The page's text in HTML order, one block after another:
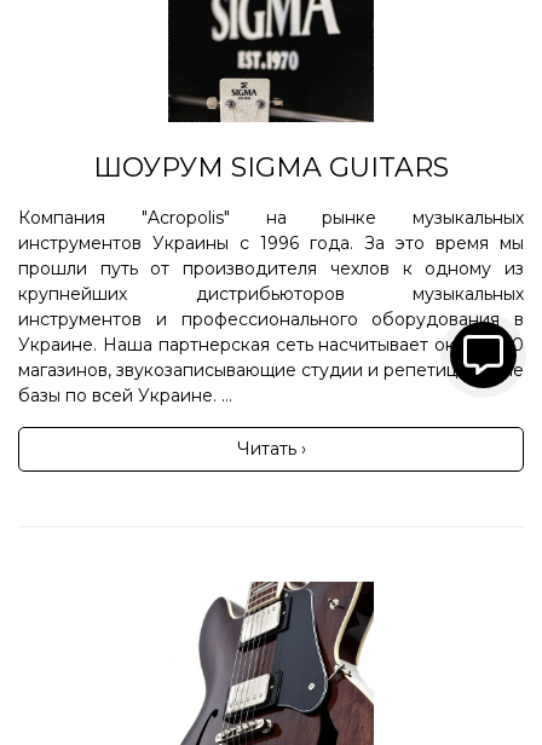
ШОУРУМ SIGMA GUITARS
Компания "Acropolis" на рынке музыкальных
инструментов Украины с 1996 года. За это время мы
прошли путь от производителя чехлов к одному из
крупнейших дистрибьюторов музыкальных
инструментов и профессионального оборудования в
Украине. Наша партнерская сеть насчитывает около 100
магазинов, звукозаписывающие студии и репетиционные
базы по всей Украине. ...
Читать ›